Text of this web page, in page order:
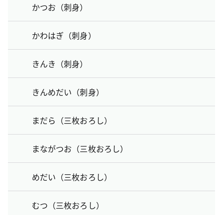
かつお（刺身）
かわはぎ（刺身）
きんき（刺身）
きんめだい（刺身）
まだら（三枚おろし）
まながつお（三枚おろし）
めだい（三枚おろし）
むつ（三枚おろし）